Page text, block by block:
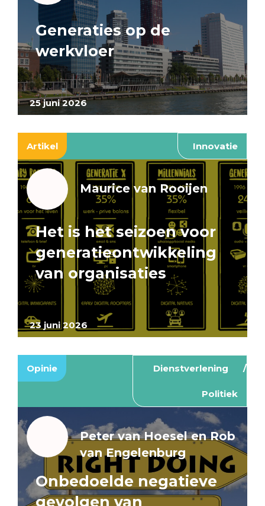
25 juni 2026
Generaties op de
werkvloer
Artikel Innovatie
23 juni 2026
Maurice van Rooijen
Het is het seizoen voor
generatieontwikkeling
van organisaties
Opinie Dienstverlening
Politiek
Peter van Hoesel en Rob
van Engelenburg
Onbedoelde negatieve
gevolgen van